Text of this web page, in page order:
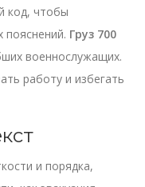
код, чтобы
Груз 700
военнослужащих.
работу и избегать
и порядка,